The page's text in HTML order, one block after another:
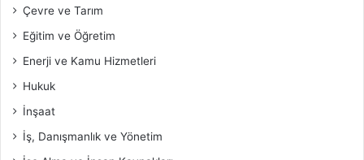
Çevre ve Tarım
Eğitim ve Öğretim
Enerji ve Kamu Hizmetleri
Hukuk
İnşaat
İş, Danışmanlık ve Yönetim